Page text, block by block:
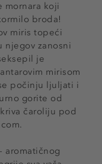
mornara koji
broda!
miris topeći
njegov zanosni
je
mirisom
počinju ljuljati i
gorite od
čaroliju pod
aromatičnog